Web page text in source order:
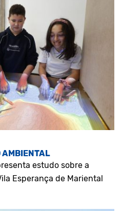
AMBIENTAL
estudo sobre a
Esperança de Mariental